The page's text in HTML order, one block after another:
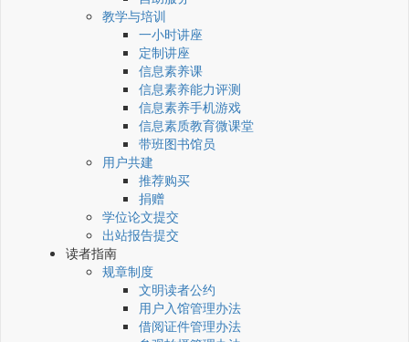
教学与培训
一小时讲座
定制讲座
信息素养课
信息素养能力评测
信息素养手机游戏
信息素质教育微课堂
带班图书馆员
用户共建
推荐购买
捐赠
学位论文提交
出站报告提交
读者指南
规章制度
文明读者公约
用户入馆管理办法
借阅证件管理办法